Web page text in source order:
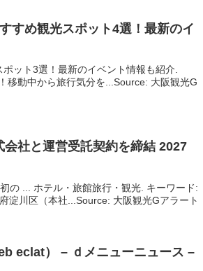
すめ観光スポット4選！最新のイ
ット3選！最新のイベント情報も紹介.
移動中から旅行気分を...Source: 大阪観光G
社と運営受託契約を締結 2027
の ... ホテル・旅館旅行・観光. キーワード:
淀川区（本社...Source: 大阪観光Gアラート